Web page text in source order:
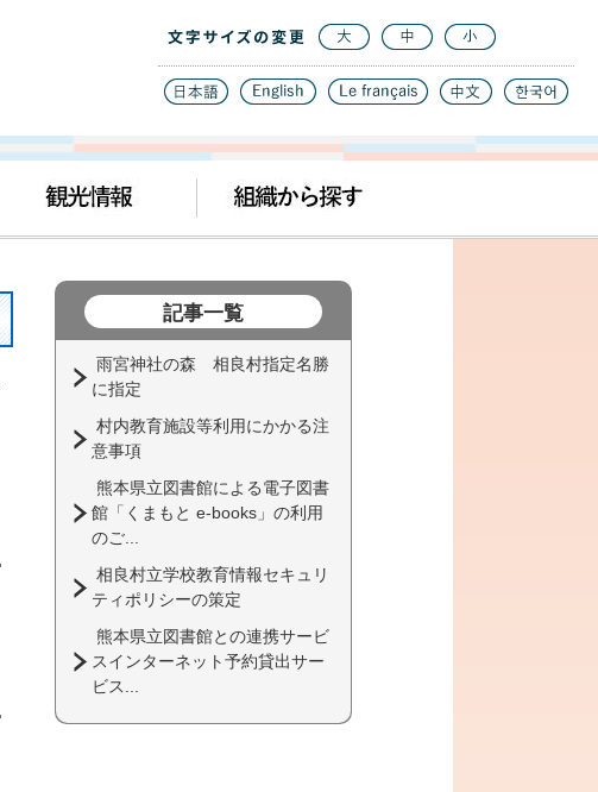
記事一覧
雨宮神社の森 相良村指定名勝
に指定
村内教育施設等利用にかかる注
意事項
熊本県立図書館による電子図書
館「くまもと e-books」の利用
のご...
相良村立学校教育情報セキュリ
ティポリシーの策定
熊本県立図書館との連携サービ
スインターネット予約貸出サー
ビス...